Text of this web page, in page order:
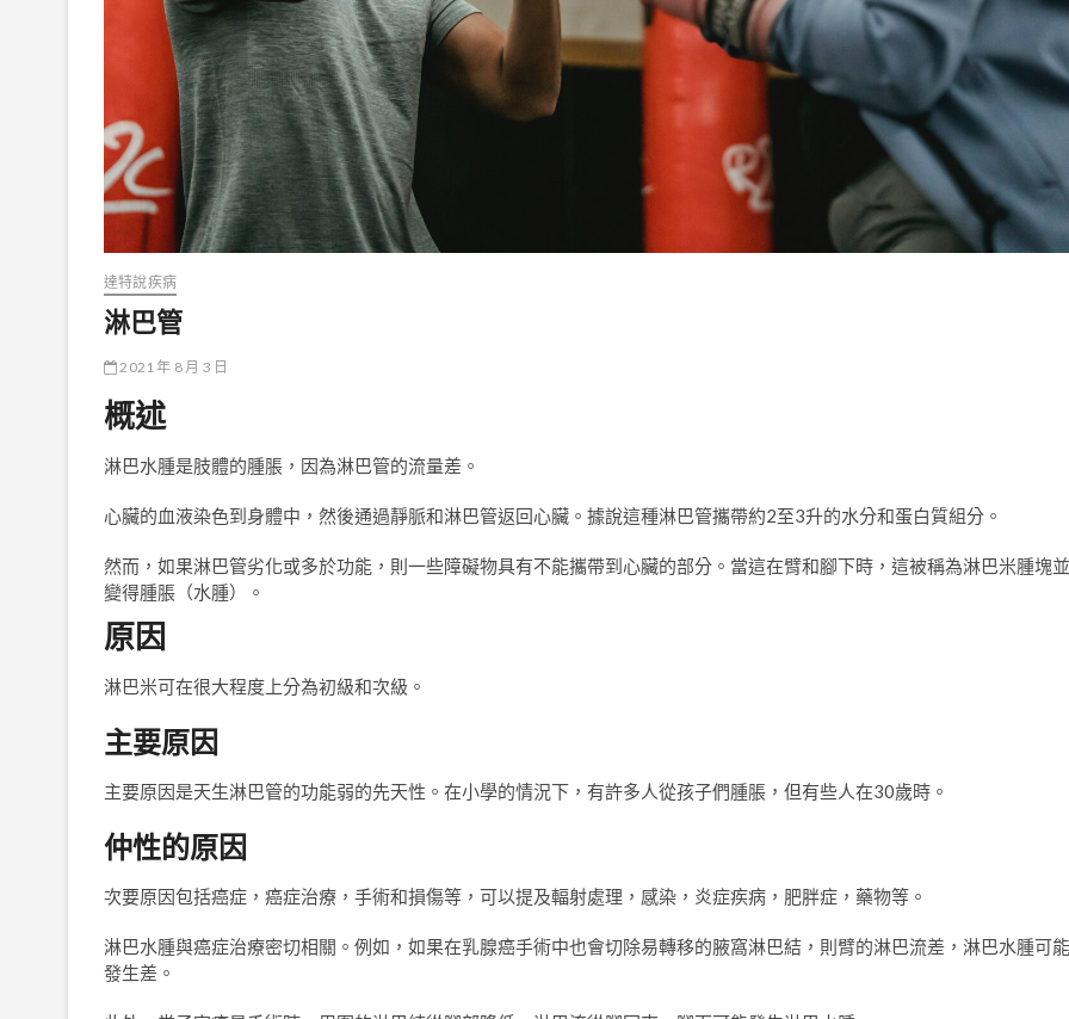
達特說疾病
淋巴管
2021 年 8 月 3 日
概述
淋巴水腫是肢體的腫脹，因為淋巴管的流量差。
心臟的血液染色到身體中，然後通過靜脈和淋巴管返回心臟。據說這種淋巴管攜帶約2至3升的水分和蛋白質組分。
然而，如果淋巴管劣化或多於功能，則一些障礙物具有不能攜帶到心臟的部分。當這在臂和腳下時，這被稱為淋巴米腫塊並
變得腫脹（水腫）。
原因
淋巴米可在很大程度上分為初級和次級。
主要原因
主要原因是天生淋巴管的功能弱的先天性。在小學的情況下，有許多人從孩子們腫脹，但有些人在30歲時。
仲性的原因
次要原因包括癌症，癌症治療，手術和損傷等，可以提及輻射處理，感染，炎症疾病，肥胖症，藥物等。
淋巴水腫與癌症治療密切相關。例如，如果在乳腺癌手術中也會切除易轉移的腋窩淋巴結，則臂的淋巴流差，淋巴水腫可能
發生差。